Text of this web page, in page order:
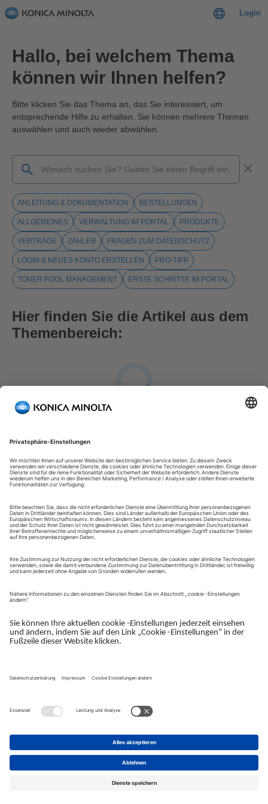
Login
Hallo, bei welchem Thema
können wir Ihnen helfen?
Bitte klicken Sie das Thema an, das Sie interessiert, um
entsprechende Hilfe zu erhalten. Sie können mehrere Themen
auswählen und auch wieder abwählen.
ANLEITUNG & DOKUMENTATION BESTELLUNGEN
ALLGEMEINES VERWALTUNG IM PORTAL PRODUKTE
VERTRÄGE ZÄHLER FRAGEN ZUM DATENSCHUTZ
LOGIN & NEUES KONTO ERSTELLEN PRO-TIPP
TONER POOL MANAGEMENT ERSTE SCHRITTE IM PORTAL
Hier finden Sie die Artikel aus dem
Themenbereich:
FAQ:
Kontaktformular
Impressum Datenschutz
© 2026 Konica Minolta Business Solutions Austria GmbH